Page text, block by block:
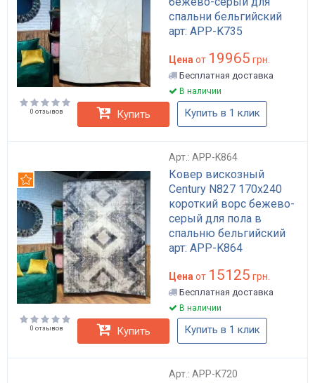
спальни бельгийский
арт: APP-K735
Цена от 19965 грн.
Бесплатная доставка
В наличии
0 отзывов Купить Купить в 1 клик
Арт.: APP-K864
Ковер вискозный
Century N827 170x240
короткий ворс бежево-
серый для пола в
спальню бельгийский
арт: APP-K864
Рекомендуем
Цена от 15125 грн.
Бесплатная доставка
В наличии
0 отзывов Купить Купить в 1 клик
Арт.: APP-K720